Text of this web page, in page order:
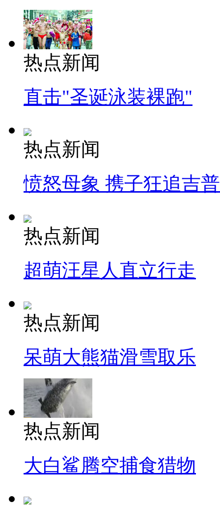
热点新闻
直击"圣诞泳装裸跑"
热点新闻
愤怒母象 携子狂追吉
热点新闻
超萌汪星人直立行走
热点新闻
呆萌大熊猫滑雪取乐
热点新闻
大白鲨腾空捕食猎物